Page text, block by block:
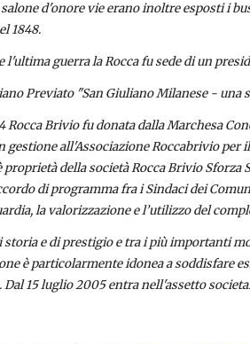
d'onore vie erano inoltre esposti i
1848.
l'ultima guerra la Rocca fu sede di un
Previato "San Giuliano Milanese - una
Rocca Brivio fu donata dalla Marchesa
gestione all'Associazione Roccabrivio per
proprietà della società Rocca Brivio Sforza
di programma fra i Sindaci dei
la valorizzazione e l’utilizzo del
storia e di prestigio e tra i più importanti
è particolarmente idonea a soddisfare
Dal 15 luglio 2005 entra nell'assetto